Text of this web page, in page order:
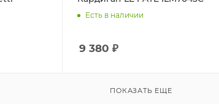
Есть в наличии
9 380 ₽
ПОКАЗАТЬ ЕЩЕ